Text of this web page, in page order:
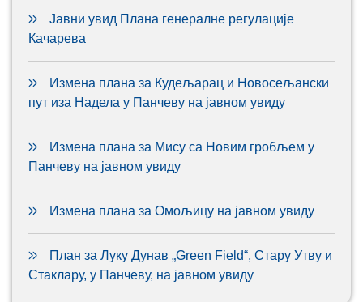
Јавни увид Плана генералне регулације
Качарева
Измена плана за Кудељарац и Новосељански
пут иза Надела у Панчеву на јавном увиду
Измена плана за Мису са Новим гробљем у
Панчеву на јавном увиду
Измена плана за Омољицу на јавном увиду
План за Луку Дунав „Green Field“, Стару Утву и
Стаклару, у Панчеву, на јавном увиду